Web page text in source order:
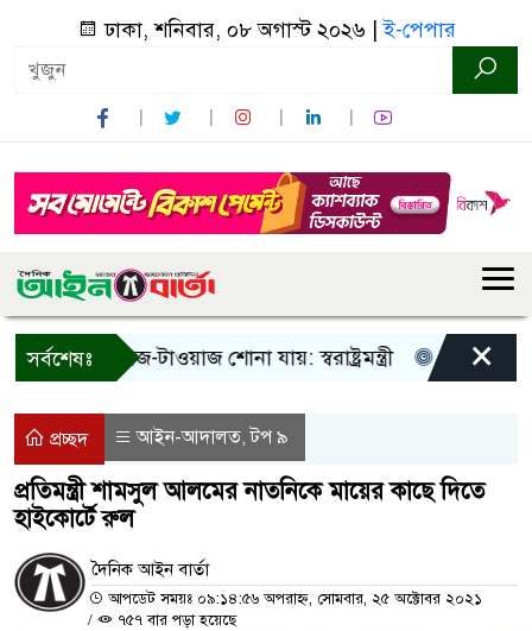
ঢাকা, শনিবার, ০৮ অগাস্ট ২০২৬ |ই-পেপার
সর্বশেষঃ
শুধু আওয়াজ-টাওয়াজ শোনা যায়: স্বরাষ্ট্রমন্ত্রী তিন দিনের
×
প্রচ্ছদ আইন-আদালত,টপ ৯
প্রতিমন্ত্রী শামসুল আলমের নাতনিকে মায়ের কাছে দিতে
হাইকোর্টে রুল
দৈনিক আইন বার্তা
আপডেট সময়ঃ ০৯:১৪:৫৬ অপরাহ্ন, সোমবার, ২৫ অক্টোবর ২০২১
/
৭৫৭ বার পড়া হয়েছে